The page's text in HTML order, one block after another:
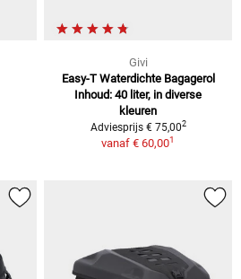
Givi
Easy-T Waterdichte Bagagerol
Inhoud: 40 liter, in diverse
kleuren
Adviesprijs € 75,002
vanaf € 60,001